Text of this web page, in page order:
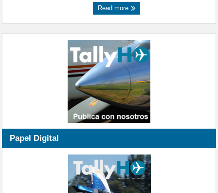
Read more
Papel Digital